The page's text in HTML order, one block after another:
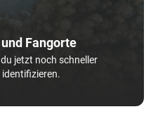
Fangorte
jetzt noch schneller